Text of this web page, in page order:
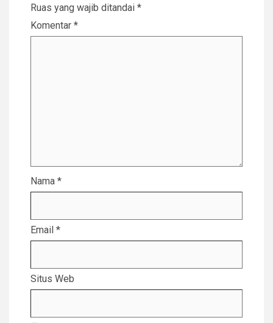
Ruas yang wajib ditandai *
Komentar *
Nama *
Email *
Situs Web